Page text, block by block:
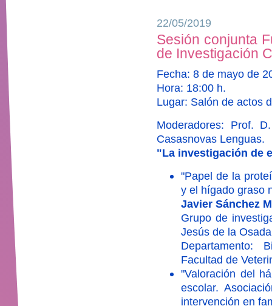
22/05/2019
Sesión conjunta
de Investigación
Fecha: 8 de mayo de
Hora: 18:00 h.
Lugar: Salón de actos
Moderadores: Prof.
Casasnovas Lenguas.
"La investigación de
"Papel de la
y el hígado graso
Javier Sánchez
Grupo de
Jesús de la
Departamento:
Facultad de
"Valoración del
escolar.
intervención en